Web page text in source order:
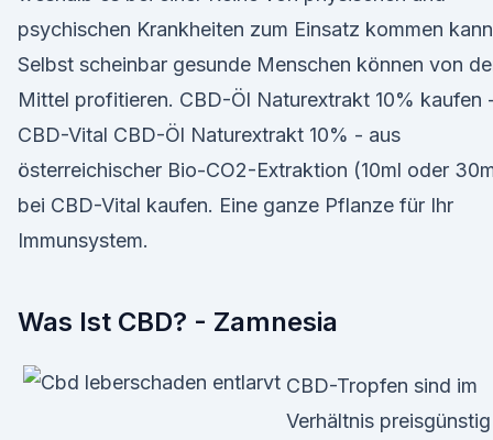
psychischen Krankheiten zum Einsatz kommen
Selbst scheinbar gesunde Menschen können von
Mittel profitieren. CBD-Öl Naturextrakt 10% kaufen
CBD-Vital CBD-Öl Naturextrakt 10% - aus
österreichischer Bio-CO2-Extraktion (10ml oder
bei CBD-Vital kaufen. Eine ganze Pflanze für Ihr
Immunsystem.
Was Ist CBD? - Zamnesia
CBD-Tropfen sind im
Verhältnis preisgünstig